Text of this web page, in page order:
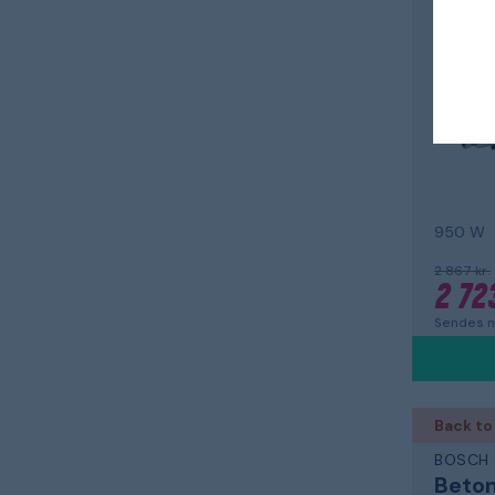
950 W
2 867 kr.
2
Sendes
Back
BOSCH